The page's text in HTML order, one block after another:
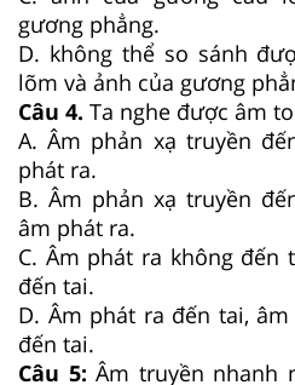
gương phẳng.
D. không thể so sánh
lõm và ảnh của gương
Câu 4. Ta nghe được âm
A. Âm phản xạ truyền
phát ra.
B. Âm phản xạ truyền
âm phát ra.
C. Âm phát ra không đến
đến tai.
D. Âm phát ra đến tai,
đến tai.
Câu 5: Âm truyền nhanh